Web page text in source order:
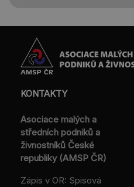
KONTAKTY
Asociace malých a
středních podniků a
živnostníků České
republiky (AMSP ČR)
Zápis v OR: Spisová